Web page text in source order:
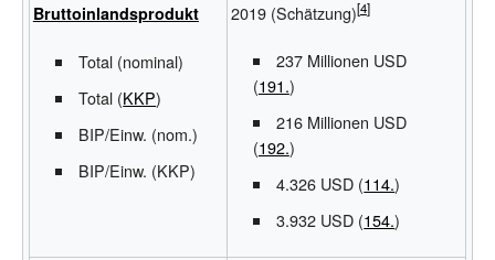
Bruttoinlandsprodukt
Total (nominal)
Total (KKP)
BIP/Einw. (nom.)
BIP/Einw. (KKP)
2019(Schätzung)
237 Millionen USD
(191.)
216 Millionen USD
(192.)
4.326 USD (114.)
3.932 USD (154.)